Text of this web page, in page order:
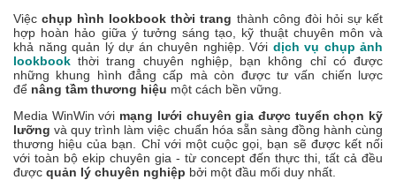
Việcchụp hình lookbook thời trang thành công đòi hỏi sự kết
hợp hoàn hảo giữa ý tưởng sáng tạo, kỹ thuật chuyên môn và
khả năng quản lý dự án chuyên nghiệp. Với dịch vụ chụp ảnh
lookbook thời trang chuyên nghiệp, bạn không chỉ có được
những khung hình đẳng cấp mà còn được tư vấn chiến lược
để nâng tầm thương hiệu một cách bền vững.
Media WinWin với mạng lưới chuyên gia được tuyển chọn kỹ
lưỡng và quy trình làm việc chuẩn hóa sẵn sàng đồng hành cùng
thương hiệu của bạn. Chỉ với một cuộc gọi, bạn sẽ được kết nối
với toàn bộ ekip chuyên gia - từ concept đến thực thi, tất cả đều
được quản lý chuyên nghiệp bởi một đầu mối duy nhất.